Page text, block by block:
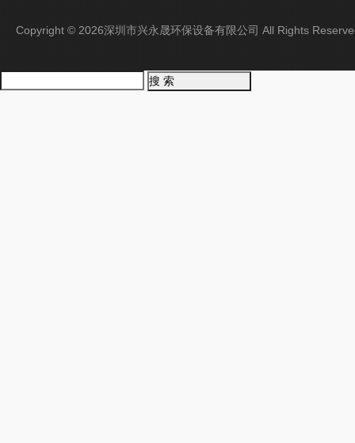
Copyright © 2026深圳市兴永晟环保设备有限公司 All Rights